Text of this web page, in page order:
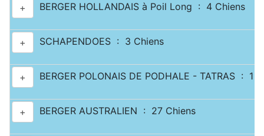
+ BERGER HOLLANDAIS à Poil Long : 4 Chiens
+ SCHAPENDOES : 3 Chiens
+ BERGER POLONAIS DE PODHALE - TATRAS : 1
+ BERGER AUSTRALIEN : 27 Chiens